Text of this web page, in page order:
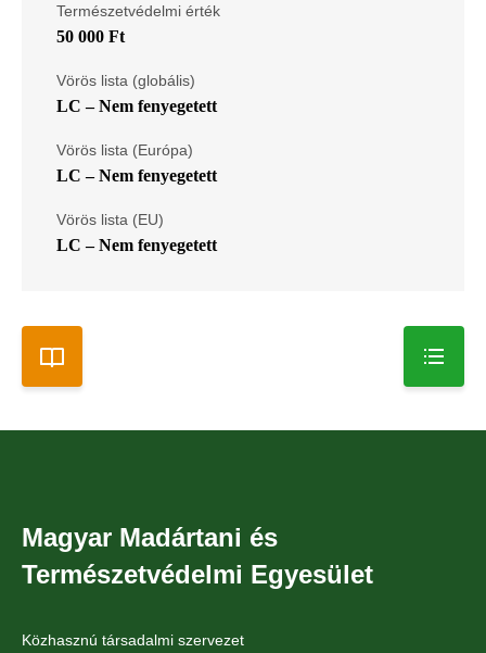
Természetvédelmi érték
50 000 Ft
Vörös lista (globális)
LC – Nem fenyegetett
Vörös lista (Európa)
LC – Nem fenyegetett
Vörös lista (EU)
LC – Nem fenyegetett
Magyar Madártani és
Természetvédelmi Egyesület
Közhasznú társadalmi szervezet